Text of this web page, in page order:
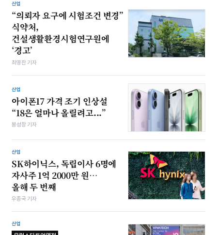
산업
“의뢰자 요구에 시험조건 변경”
식약처,
건설생활환경시험연구원에
‘경고’
최영찬 기자
산업
아이폰17 가격 조기 인상설
“18은 얼마나 올릴려고...”
봉성창 기자
산업
SK하이닉스, 독립이사 6명에
자사주 1억 2000만 원…
올해 두 번째
우종국 기자
산업